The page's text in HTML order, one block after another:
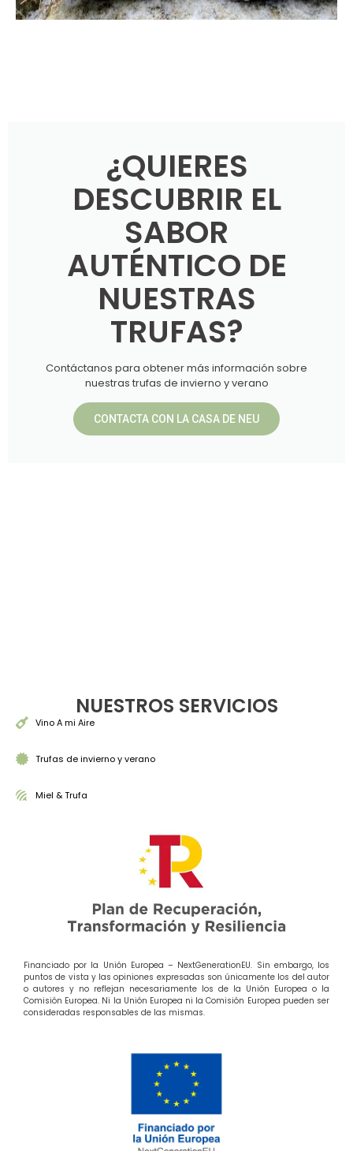
¿QUIERES
DESCUBRIR EL
SABOR
AUTÉNTICO DE
NUESTRAS
TRUFAS?
Contáctanos para obtener más información sobre
nuestras trufas de invierno y verano
CONTACTA CON LA CASA DE NEU
NUESTROS SERVICIOS
Vino A mi Aire
Trufas de invierno y verano
Miel & Trufa
Financiado por la Unión Europea – NextGenerationEU. Sin embargo, los
puntos de vista y las opiniones expresadas son únicamente los del autor
o autores y no reflejan necesariamente los de la Unión Europea o la
Comisión Europea. Ni la Unión Europea ni la Comisión Europea pueden ser
consideradas responsables de las mismas.